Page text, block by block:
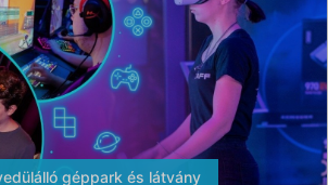
géppark és látvány